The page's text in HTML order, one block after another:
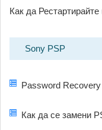
Как да Рестартирайте
Sony PSP
Password
Как да се замени